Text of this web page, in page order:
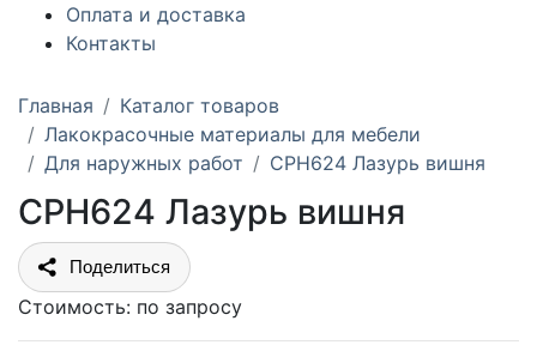
Оплата и доставка
Контакты
Главная
Каталог товаров
Лакокрасочные материалы для мебели
Для наружных работ
CPH624 Лазурь вишня
CPH624 Лазурь вишня
Поделиться
Стоимость: по запросу